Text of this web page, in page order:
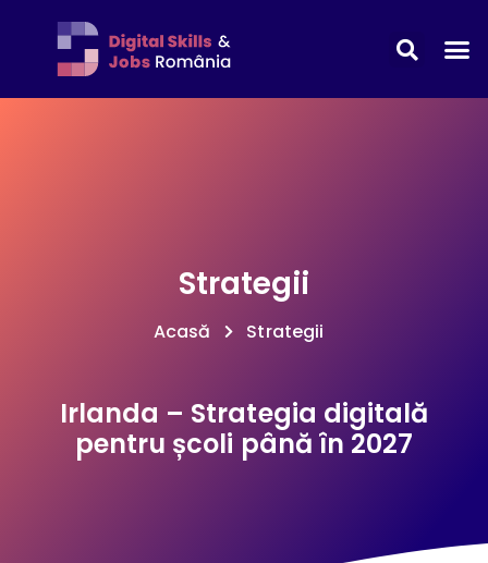
Strategii
Acasă Strategii
Irlanda – Strategia digitală
pentru școli până în 2027